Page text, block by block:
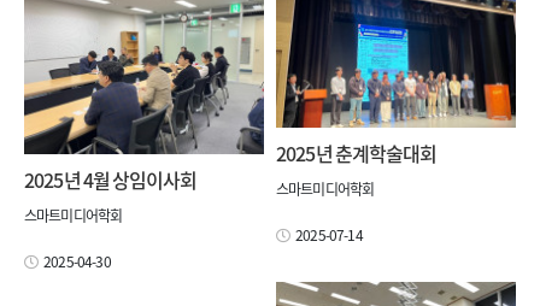
2025년 춘계학술대회
스마트미디어학회
2025-07-14
2025년 4월 상임이사회
스마트미디어학회
2025-04-30